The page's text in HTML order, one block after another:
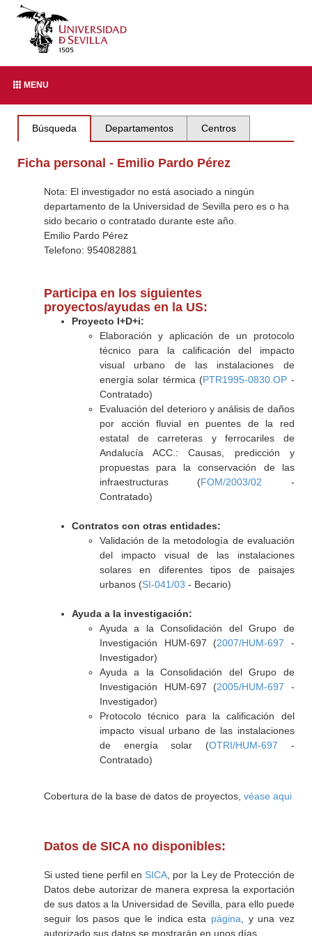
MENU
Búsqueda Departamentos Centros
Ficha personal - Emilio Pardo Pérez
Nota: El investigador no está asociado a ningún
departamento de la Universidad de Sevilla pero es o ha
sido becario o contratado durante este año.
Emilio Pardo Pérez
Telefono: 954082881
Participa en los siguientes
proyectos/ayudas en la US:
Proyecto I+D+i:
Elaboración y aplicación de un protocolo
técnico para la calificación del impacto
visual urbano de las instalaciones de
energía solar térmica (PTR1995-0830.OP -
Contratado)
Evaluación del deterioro y análisis de daños
por acción fluvial en puentes de la red
estatal de carreteras y ferrocariles de
Andalucía ACC.: Causas, predicción y
propuestas para la conservación de las
infraestructuras (FOM/2003/02 -
Contratado)
Contratos con otras entidades:
Validación de la metodología de evaluación
del impacto visual de las instalaciones
solares en diferentes tipos de paisajes
urbanos (SI-041/03 - Becario)
Ayuda a la investigación:
Ayuda a la Consolidación del Grupo de
Investigación HUM-697 (2007/HUM-697 -
Investigador)
Ayuda a la Consolidación del Grupo de
Investigación HUM-697 (2005/HUM-697 -
Investigador)
Protocolo técnico para la calificación del
impacto visual urbano de las instalaciones
de energía solar (OTRI/HUM-697 -
Contratado)
Cobertura de la base de datos de proyectos, véase aqui
Datos de SICA no disponibles:
Si usted tiene perfil en SICA , por la Ley de Protección de
Datos debe autorizar de manera expresa la exportación
de sus datos a la Universidad de Sevilla, para ello puede
seguir los pasos que le indica esta página , y una vez
autorizado sus datos se mostrarán en unos días